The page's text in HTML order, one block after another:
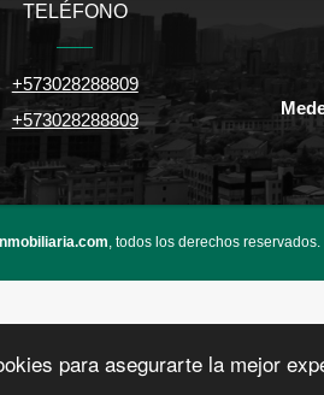
para asegurarte la mejor
TELÉFONO
+573028288809
+573028288809
, todos los derechos reservados.